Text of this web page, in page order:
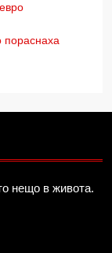
пораснаха
нещо в живота.